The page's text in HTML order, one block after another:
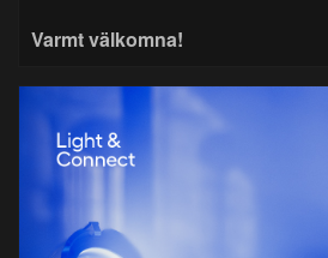
Varmt välkomna!